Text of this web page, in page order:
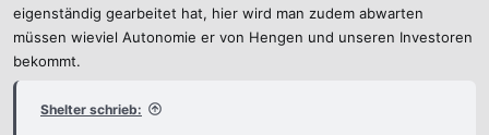
eigenständig gearbeitet hat, hier wird man zudem abwarten
müssen wieviel Autonomie er von Hengen und unseren Investoren
bekommt.
Shelter schrieb: